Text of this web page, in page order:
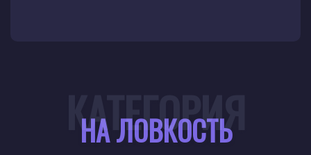
НА ЛОВКОСТЬ
КАТЕГОРИЯ